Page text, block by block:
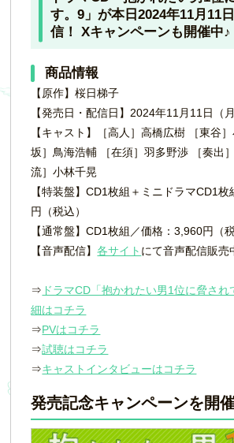
す。9」が本日2024年11月11
信！ Xキャンペーンも開催中♪
商品情報
【原作】桜日梯子
【発売日・配信日】2024年11月11日（月
【キャスト】［高人］高橋広樹 ［東谷
坂］鳥海浩輔 ［在須］羽多野渉 ［奏出
流］小林千晃
【特装盤】CD1枚組＋ミニドラマCD1
円（税込）
【通常盤】CD1枚組／価格：3,960円（税
【音声配信】各サイト にて音声配信販売
⇒ ドラマCD「抱かれたい男1位に脅さ
細はコチラ
⇒PVはコチラ
⇒試聴はコチラ
⇒キャストインタビューはコチラ
発売記念キャンペーンを開